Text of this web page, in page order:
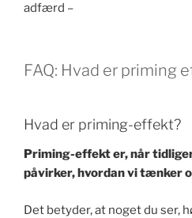
adfærd –
FAQ: Hvad er priming
Hvad er priming-effekt?
Priming-effekt er, når
påvirker, hvordan vi tænker
Det betyder, at noget du ser,